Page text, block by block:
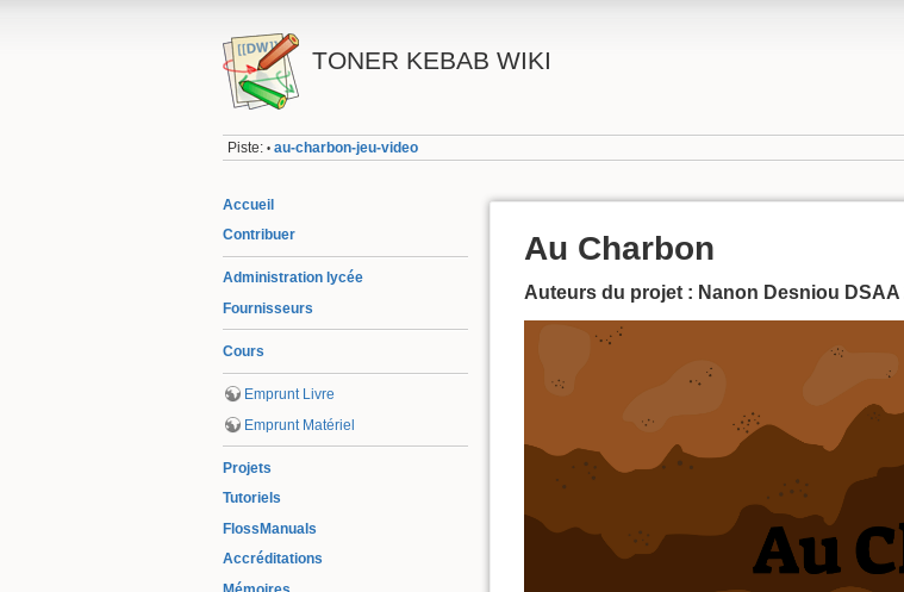
TONER KEBAB WIKI
Piste: • au-charbon-jeu-video
Accueil
Contribuer
Administration lycée
Fournisseurs
Cours
Emprunt Livre
Emprunt Matériel
Projets
Tutoriels
FlossManuals
Accréditations
Au Charbon
Auteurs du projet : Nanon Desniou DSAA